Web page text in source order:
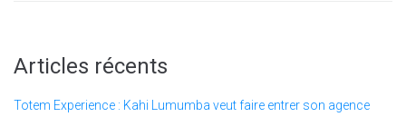
Articles récents
Totem Experience : Kahi Lumumba veut faire entrer son agence